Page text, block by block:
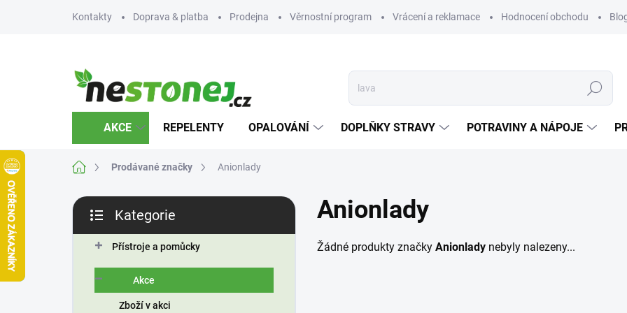
Kontakty Doprava & platba Prodejna Věrnostní program Vrácení a reklamace Hodnocení obchodu
Hledat
AKCE REPELENTY OPALOVÁNÍ DOPLŇKY STRAVY POTRAVINY A NÁPOJE
Domů Prodávané značky Anionlady
P
s
kategorie
Kategorie
Přístroje a pomůcky
Akce
Zboží v akci
Anionlady
Žádné produkty značky Anionlady nebyly nalezeny...